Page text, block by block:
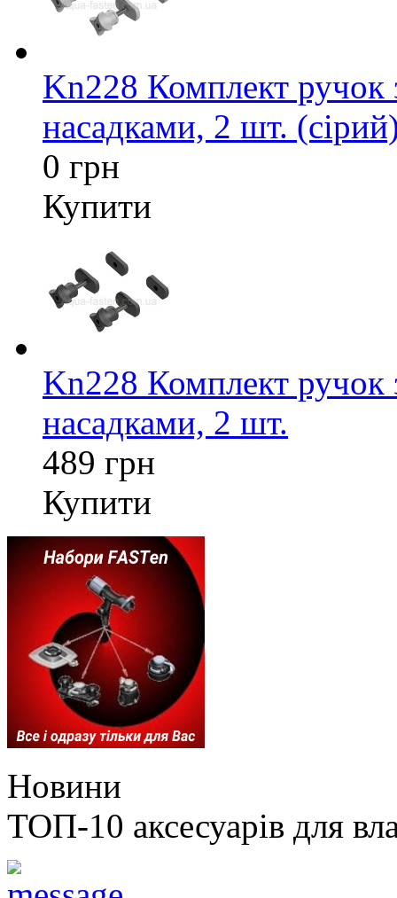
Kn228 Комплект ручок
насадками, 2 шт.
0 грн
Купити
Kn228 Комплект ручок
насадками, 2 шт.
489 грн
Купити
Новини
ТОП-10 аксесуарів для